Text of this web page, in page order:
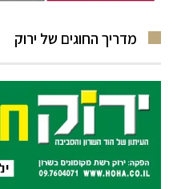
מדריך החוגים של ירוק